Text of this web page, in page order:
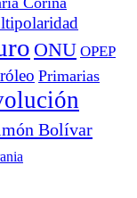
ONU OPEP
Primarias
Bolívar